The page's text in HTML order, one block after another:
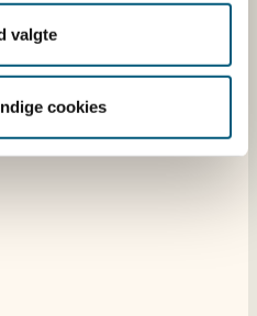
valgte
cookies
under
arbejder med hele
med fokus på
som du kender